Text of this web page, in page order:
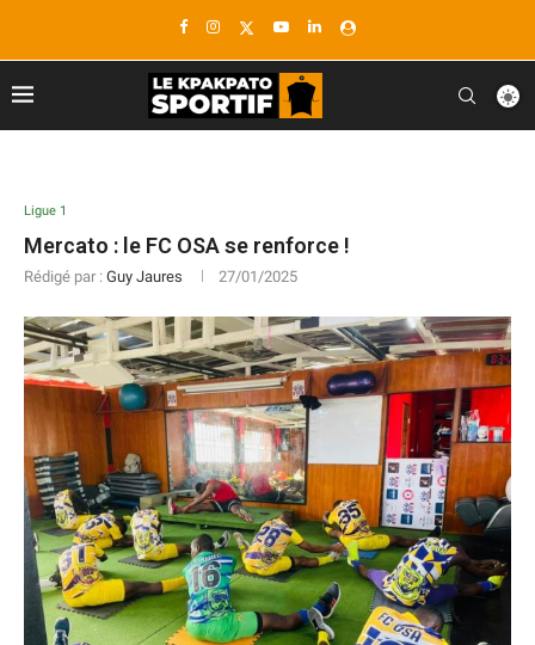
Ligue 1
Mercato : le FC OSA se renforce !
Rédigé par : Guy Jaures 27/01/2025